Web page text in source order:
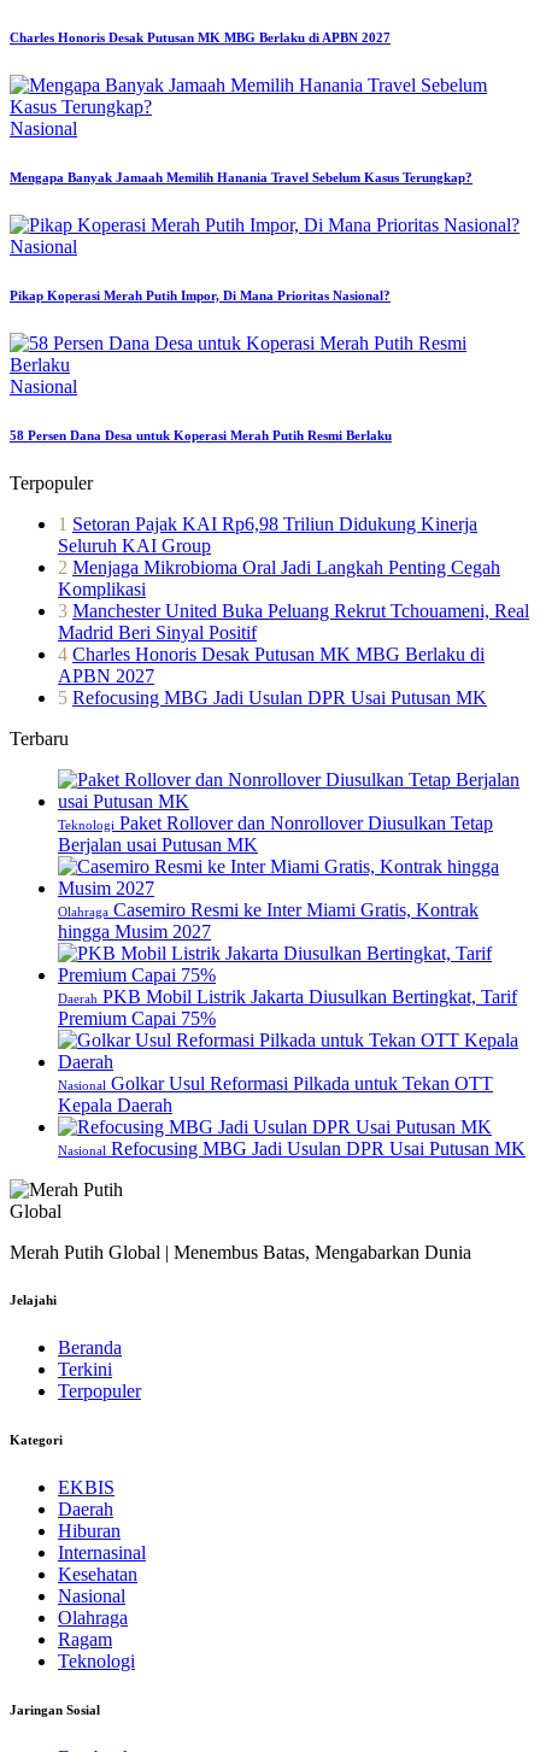
Charles Honoris Desak Putusan MK MBG Berlaku di APBN 2027
Nasional
Mengapa Banyak Jamaah Memilih Hanania Travel Sebelum Kasus Terungkap?
Nasional
Pikap Koperasi Merah Putih Impor, Di Mana Prioritas Nasional?
Nasional
58 Persen Dana Desa untuk Koperasi Merah Putih Resmi Berlaku
Terpopuler
1 Setoran Pajak KAI Rp6,98 Triliun Didukung Kinerja
Seluruh KAI Group
2 Menjaga Mikrobioma Oral Jadi Langkah Penting Cegah
Komplikasi
3 Manchester United Buka Peluang Rekrut Tchouameni, Real
Madrid Beri Sinyal Positif
4 Charles Honoris Desak Putusan MK MBG Berlaku di
APBN 2027
5 Refocusing MBG Jadi Usulan DPR Usai Putusan MK
Terbaru
Teknologi Paket Rollover dan Nonrollover Diusulkan Tetap
Berjalan usai Putusan MK
Olahraga Casemiro Resmi ke Inter Miami Gratis, Kontrak
hingga Musim 2027
Daerah PKB Mobil Listrik Jakarta Diusulkan Bertingkat, Tarif
Premium Capai 75%
Nasional Golkar Usul Reformasi Pilkada untuk Tekan OTT
Kepala Daerah
Nasional Refocusing MBG Jadi Usulan DPR Usai Putusan MK
Merah Putih Global | Menembus Batas, Mengabarkan Dunia
Jelajahi
Beranda
Terkini
Terpopuler
Kategori
EKBIS
Daerah
Hiburan
Internasinal
Kesehatan
Nasional
Olahraga
Ragam
Teknologi
Jaringan Sosial